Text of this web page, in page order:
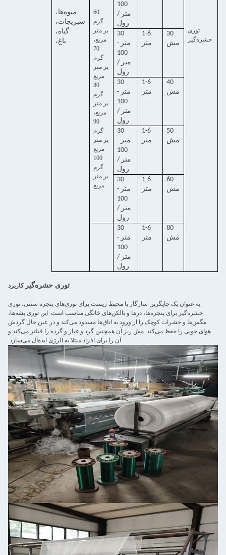
توری
حشره‌گیر
100
متر /
رول
60
گرم
بر متر
مربع،
70
گرم
بر متر
مربع
80
گرم
بر متر
مربع،
90
گرم
بر متر
مربع
100
گرم
بر متر
مربع
میوه‌ها،
سبزیجات،
گیاه،
باغ،
30
مش
1-6
متر
30
متر -
100
متر /
رول
40
مش
1-6
متر
30
متر -
100
متر /
رول
50
مش
1-6
متر
30
متر -
100
متر /
رول
60
مش
1-6
متر
30
متر -
100
متر /
رول
80
مش
1-6
متر
30
متر -
100
متر /
رول
توری حشره‌گیر کاربرد
به عنوان یک جایگزین سازگار با محیط زیست برای توری‌های پنجره سنتی، توری
حشره‌گیر برای پنجره‌ها، درها و بالکن‌های خانگی مناسب است. این توری پشه‌ها،
مگس‌ها و حشرات کوچک را از ورود به اتاق‌ها مسدود می‌کند و در عین حال گردش
هوای خوبی را حفظ می‌کند. مش ریز آن همچنین گرد و غبار و گرده را فیلتر می‌کند و
آن را برای افراد مبتلا به آلرژی ایده‌آل می‌سازد.